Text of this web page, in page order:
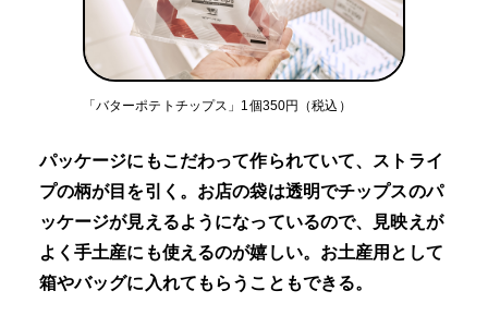
「バターポテトチップス」1個350円（税込）
パッケージにもこだわって作られていて、ストライ
プの柄が目を引く。お店の袋は透明でチップスのパ
ッケージが見えるようになっているので、見映えが
よく手土産にも使えるのが嬉しい。お土産用として
箱やバッグに入れてもらうこともできる。